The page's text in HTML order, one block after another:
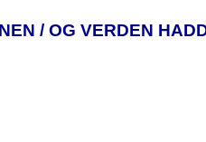
/ OG VERDEN